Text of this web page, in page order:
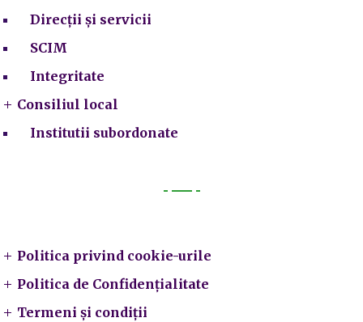
Direcții și servicii
SCIM
Integritate
Consiliul local
Institutii subordonate
Politica privind cookie-urile
Politica de Confidențialitate
Termeni și condiții